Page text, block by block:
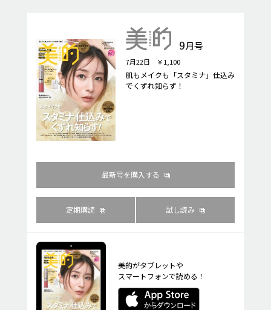
9月号
7月22日 ￥1,100
肌もメイクも「スタミナ」仕込み
でくずれ知らず！
最新号を購入する
定期購読 試し読み
美的がタブレットや
スマートフォンで読める！